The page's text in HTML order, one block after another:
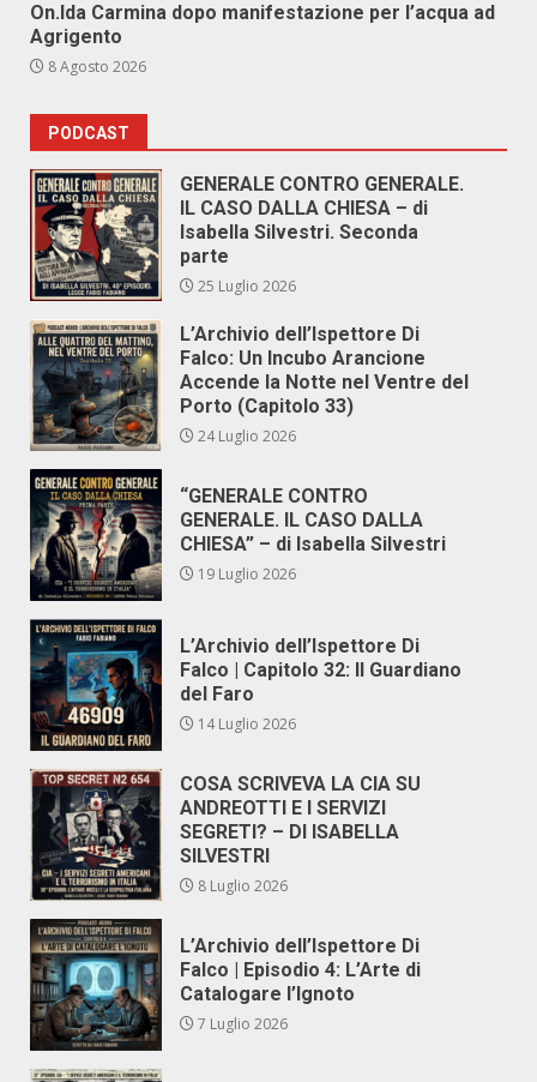
On.Ida Carmina dopo manifestazione per l’acqua ad
Agrigento
8 Agosto 2026
PODCAST
GENERALE CONTRO GENERALE.
IL CASO DALLA CHIESA – di
Isabella Silvestri. Seconda
parte
25 Luglio 2026
L’Archivio dell’Ispettore Di
Falco: Un Incubo Arancione
Accende la Notte nel Ventre del
Porto (Capitolo 33)
24 Luglio 2026
“GENERALE CONTRO
GENERALE. IL CASO DALLA
CHIESA” – di Isabella Silvestri
19 Luglio 2026
L’Archivio dell’Ispettore Di
Falco | Capitolo 32: Il Guardiano
del Faro
14 Luglio 2026
COSA SCRIVEVA LA CIA SU
ANDREOTTI E I SERVIZI
SEGRETI? – DI ISABELLA
SILVESTRI
8 Luglio 2026
L’Archivio dell’Ispettore Di
Falco | Episodio 4: L’Arte di
Catalogare l’Ignoto
7 Luglio 2026